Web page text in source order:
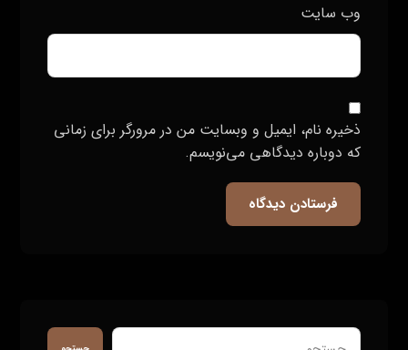
وب‌ سایت
ذخیره نام، ایمیل و وبسایت من در مرورگر برای زمانی
که دوباره دیدگاهی می‌نویسم.
فرستادن دیدگاه